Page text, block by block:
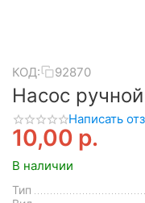
КОД: 92870
Насос
Написать
10,00 р.
В наличии
Тип